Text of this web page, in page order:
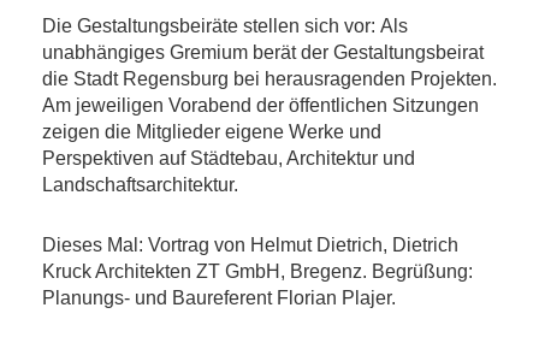
Die Gestaltungsbeiräte stellen sich vor: Als
unabhängiges Gremium berät der Gestaltungsbeirat
die Stadt Regensburg bei herausragenden Projekten.
Am jeweiligen Vorabend der öffentlichen Sitzungen
zeigen die Mitglieder eigene Werke und
Perspektiven auf Städtebau, Architektur und
Landschaftsarchitektur.
Dieses Mal: Vortrag von Helmut Dietrich, Dietrich
Kruck Architekten ZT GmbH, Bregenz. Begrüßung:
Planungs- und Baureferent Florian Plajer.